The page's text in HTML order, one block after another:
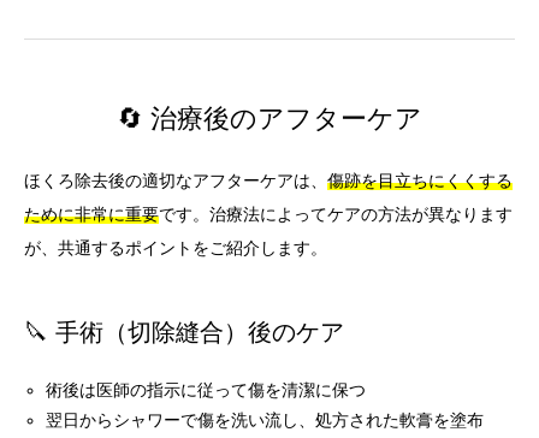
🔄 治療後のアフターケア
ほくろ除去後の適切なアフターケアは、 傷跡を目立ちにくくする
ために非常に重要です。治療法によってケアの方法が異なります
が、共通するポイントをご紹介します。
🔪 手術（切除縫合）後のケア
術後は医師の指示に従って傷を清潔に保つ
翌日からシャワーで傷を洗い流し、処方された軟膏を塗布